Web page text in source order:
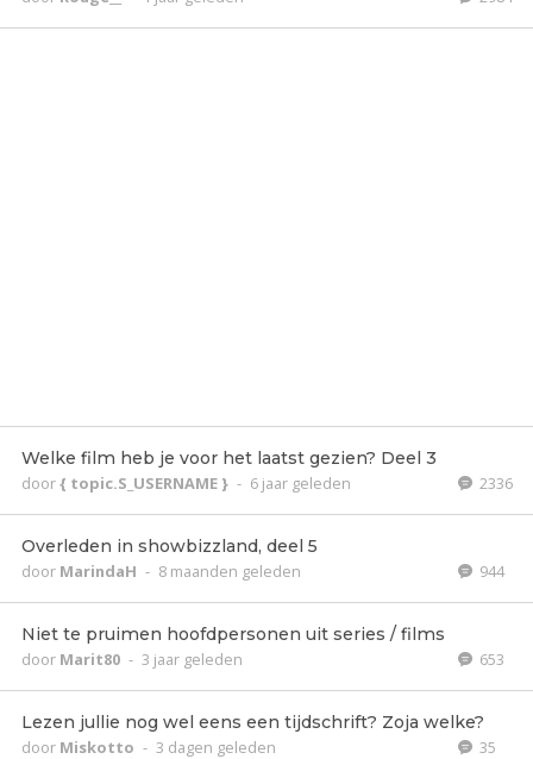
Welke film heb je voor het laatst gezien? Deel 3
door{ topic.S_USERNAME } - 6 jaar geleden 2336
Overleden in showbizzland, deel 5
door MarindaH - 8 maanden geleden 944
Niet te pruimen hoofdpersonen uit series / films
door Marit80 - 3 jaar geleden 653
Lezen jullie nog wel eens een tijdschrift? Zoja welke?
door Miskotto - 3 dagen geleden 35